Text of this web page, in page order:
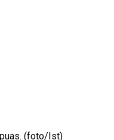
(foto/Ist)